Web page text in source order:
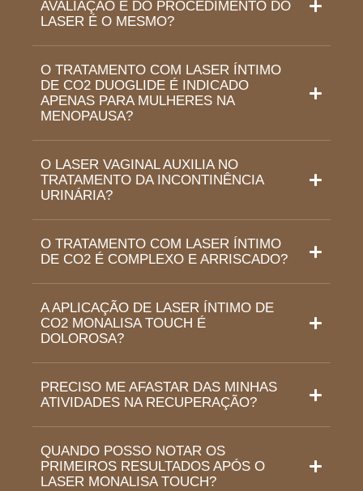
AVALIAÇÃO E DO PROCEDIMENTO DO
LASER É O MESMO?
O TRATAMENTO COM LASER ÍNTIMO
DE CO2 DUOGLIDE É INDICADO
APENAS PARA MULHERES NA
MENOPAUSA?
O LASER VAGINAL AUXILIA NO
TRATAMENTO DA INCONTINÊNCIA
URINÁRIA?
O TRATAMENTO COM LASER ÍNTIMO
DE CO2 É COMPLEXO E ARRISCADO?
A APLICAÇÃO DE LASER ÍNTIMO DE
CO2 MONALISA TOUCH É
DOLOROSA?
PRECISO ME AFASTAR DAS MINHAS
ATIVIDADES NA RECUPERAÇÃO?
QUANDO POSSO NOTAR OS
PRIMEIROS RESULTADOS APÓS O
LASER MONALISA TOUCH?